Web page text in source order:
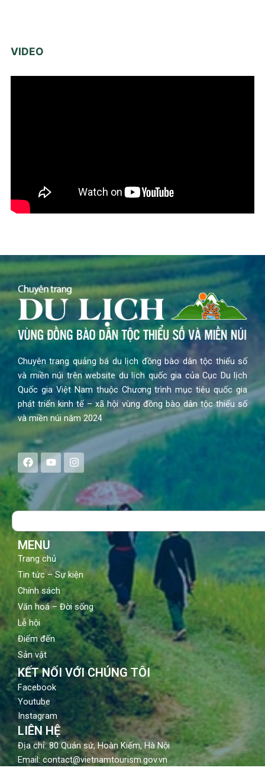
VIDEO
Chuyên trang quảng bá du lịch đồng bào dân tộc thiểu số
và miền núi trên website du lịch quốc gia của Cục Du lịch
Quốc gia Việt Nam thuộc Chương trình mục tiêu quốc gia
phát triển kinh tế – xã hội vùng đồng bào dân tộc thiểu số
và miền núi năm 2024
F
a
c
e
b
o
Y
o
u
t
u
b
I
n
s
a
g
Search
MENU
Trang chủ
Tin tức – Sự kiện
Chính sách
Văn hoá – Đời sống
Lễ hội
Điểm đến
Sản vật
KẾT NỐI VỚI CHÚNG TÔI
Facebook
Youtube
Instagram
LIÊN HỆ
Địa chỉ: 80 Quán sứ, Hoàn Kiếm, Hà Nội
Email: contact@vietnamtourism.gov.vn